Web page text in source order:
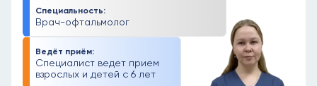
Специальность:
Врач-офтальмолог
Ведёт приём:
Специалист ведет прием
взрослых и детей с 6 лет